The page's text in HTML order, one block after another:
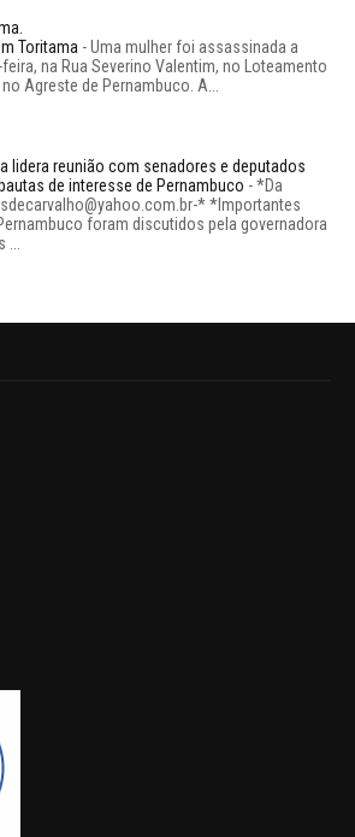
Toritama -Uma mulher foi assassinada a
na Rua Severino Valentim, no Loteamento
Agreste de Pernambuco. A...
lidera reunião com senadores e deputados
de interesse de Pernambuco -*Da
* *Importantes
foram discutidos pela governadora